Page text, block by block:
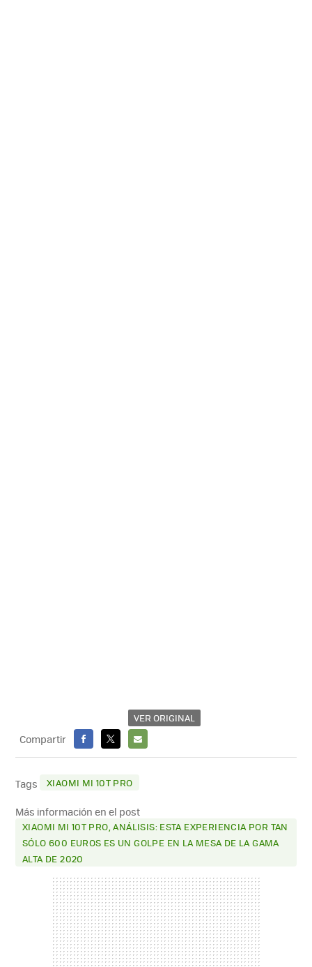
VER ORIGINAL
Compartir
FACEBOOK
X
E-
MAIL
Tags XIAOMI MI 10T PRO
Más información en el post
XIAOMI MI 10T PRO, ANÁLISIS: ESTA EXPERIENCIA POR TAN
SÓLO 600 EUROS ES UN GOLPE EN LA MESA DE LA GAMA
ALTA DE 2020